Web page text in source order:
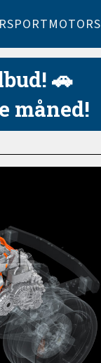
🚗
måned!